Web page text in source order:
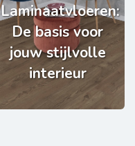
Laminaatvloeren:
De basis voor
jouw stijlvolle
interieur